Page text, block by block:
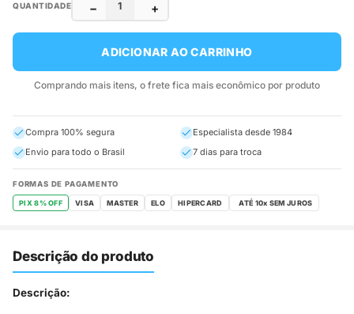
QUANTIDADE − +
ADICIONAR AO CARRINHO
Comprando mais itens, o frete fica mais econômico por produto
Compra 100% segura
Especialista desde 1984
Envio para todo o Brasil
7 dias para troca
FORMAS DE PAGAMENTO
PIX 8% OFF VISA MASTER ELO HIPERCARD
Descrição do produto
Descrição: